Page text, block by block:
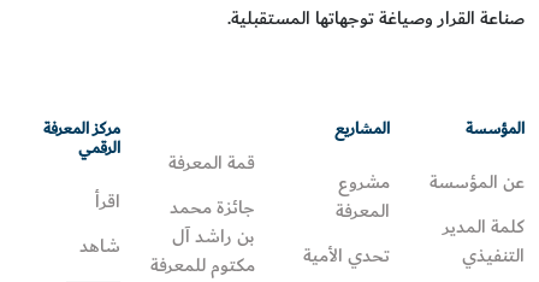
صناعة القرار وصياغة توجهاتها المستقبلية.
المؤسسة
عن المؤسسة
كلمة المدير
التنفيذي
المشاريع
مشروع
المعرفة
تحدي الأمية
قمة المعرفة
جائزة محمد
بن راشد آل
مكتوم للمعرفة
مركز المعرفة
الرقمي
اقرأ
شاهد